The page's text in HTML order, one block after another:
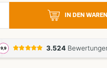
IN DEN